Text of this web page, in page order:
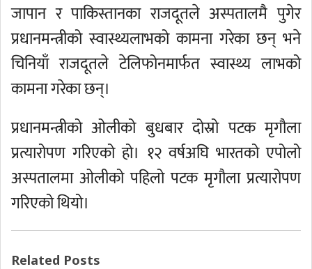
जापान र पाकिस्तानका राजदूतले अस्पतालमै पुगेर
प्रधानमन्त्रीको स्वास्थ्यलाभको कामना गरेका छन् भने
चिनियाँ राजदूतले टेलिफोनमार्फत स्वास्थ्य लाभको
कामना गरेका छन्।
प्रधानमन्त्रीको ओलीको बुधबार दोस्रो पटक मृगौला
प्रत्यारोपण गरिएको हो। १२ वर्षअघि भारतको एपोलो
अस्पतालमा ओलीको पहिलो पटक मृगौला प्रत्यारोपण
गरिएको थियो।
Related Posts